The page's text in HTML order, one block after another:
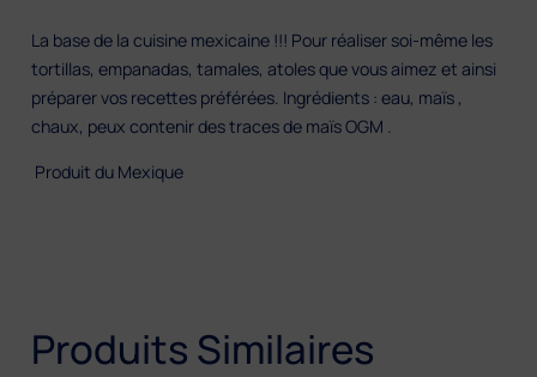
La base de la cuisine mexicaine !!! Pour réaliser soi-même les
tortillas, empanadas, tamales, atoles que vous aimez et ainsi
préparer vos recettes préférées. Ingrédients : eau, maïs ,
chaux, peux contenir des traces de maïs OGM .
Produit du Mexique
Produits Similaires